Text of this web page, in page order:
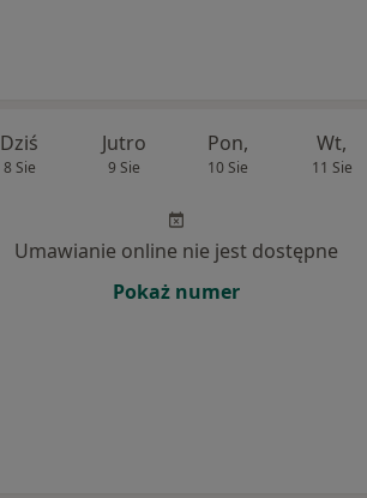
Dziś
8 Sie
Jutro
9 Sie
Pon,
10 Sie
Wt,
11 Sie
Umawianie online nie jest dostępne
Pokaż numer